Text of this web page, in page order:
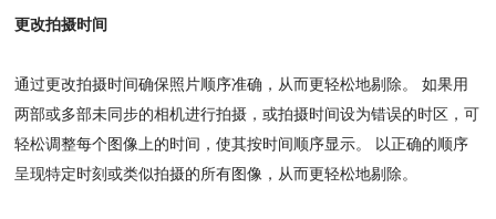
更改拍摄时间
通过更改拍摄时间确保照片顺序准确，从而更轻松地剔除。 如果用
两部或多部未同步的相机进行拍摄，或拍摄时间设为错误的时区，可
轻松调整每个图像上的时间，使其按时间顺序显示。 以正确的顺序
呈现特定时刻或类似拍摄的所有图像，从而更轻松地剔除。